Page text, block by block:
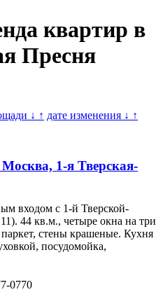
квартир в
Пресня
↓ ↑ дате изменения ↓ ↑
1-я Тверская-
входом с 1-й Тверской-
44 кв.м., четыре окна на три
стены крашеные. Кухня
посудомойка,
0770